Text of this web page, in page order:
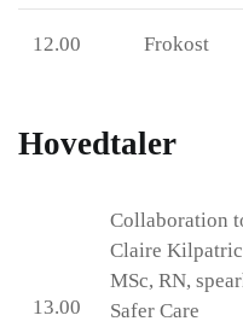
12.00 Frokost
Hovedtaler
13.00
Collaboration
Claire
MSc, RN,
Safer Care